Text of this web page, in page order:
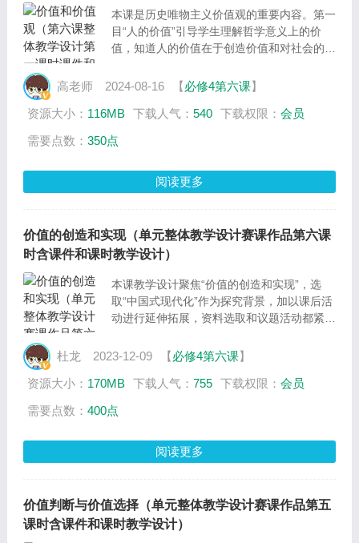
本课是历史唯物主义价值观的重要内容。第一
目“人的价值”引导学生理解哲学意义上的价
值，知道人的价值在于创造价值和对社会的责
二目“价值观及其导向作用”，要求学生理解价
界、对人生道路的选择具有重要导向作用。第
三目“培育和践行社会主义核心价值观”要求理
解社会主义核心价值观的重要性、内容及如何
高老师 2024-08-16 【必修4第六课】
资源大小： 116MB 下载人气： 540 下载权限： 会员
需要点数： 350点
阅读更多
价值的创造和实现（单元整体教学设计赛课作品第六课
时含课件和课时教学设计）
本课教学设计聚焦“价值的创造和实现”，选
取“中国式现代化”作为探究背景，加以课后活
动进行延伸拓展，资料选取和议题活动都紧扣
识，对社会存在具有重要的反作用，对人们的
确的价值观，培育和践行社会主义核心价值
观，使之内化于心，外化于行。
杜龙 2023-12-09 【必修4第六课】
资源大小： 170MB 下载人气： 755 下载权限： 会员
需要点数： 400点
阅读更多
价值判断与价值选择（单元整体教学设计赛课作品第五
课时含课件和课时教学设计）